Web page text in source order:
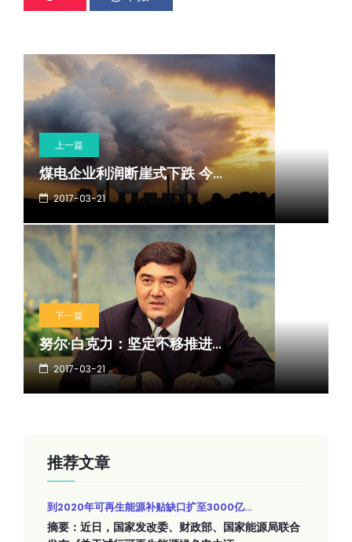
上一篇
煤电企业利润断崖式下跌 今...
2017-03-21
下一篇
努尔·白克力：坚定不移推进...
2017-03-21
推荐文章
到2020年可再生能源补贴缺口扩至3000亿...
摘要：近日，国家发改委、财政部、国家能源局联合